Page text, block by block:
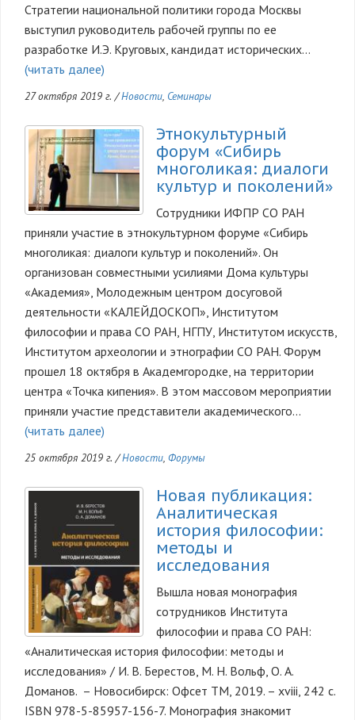
Стратегии национальной политики города Москвы
выступил руководитель рабочей группы по ее
разработке И.Э. Круговых, кандидат исторических…
(читать далее)
27 октября 2019 г. /Новости, Семинары
Этнокультурный
форум «Сибирь
многоликая: диалоги
культур и поколений»
Сотрудники ИФПР СО РАН
приняли участие в этнокультурном форуме «Сибирь
многоликая: диалоги культур и поколений». Он
организован совместными усилиями Дома культуры
«Академия», Молодежным центром досуговой
деятельности «КАЛЕЙДОСКОП», Институтом
философии и права СО РАН, НГПУ, Институтом искусств,
Институтом археологии и этнографии СО РАН. Форум
прошел 18 октября в Академгородке, на территории
центра «Точка кипения». В этом массовом мероприятии
приняли участие представители академического…
(читать далее)
25 октября 2019 г. /Новости, Форумы
Новая публикация:
Аналитическая
история философии:
методы и
исследования
Вышла новая монография
сотрудников Института
философии и права СО РАН:
«Аналитическая история философии: методы и
исследования» / И. В. Берестов, М. Н. Вольф, О. А.
Доманов. – Новосибирск: Офсет ТМ, 2019. – xviii, 242 с.
ISBN 978-5-85957-156-7. Монография знакомит